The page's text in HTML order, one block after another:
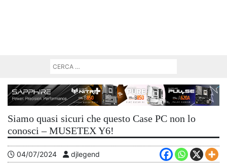
Siamo quasi sicuri che questo Case PC non lo
conosci – MUSETEX Y6!
04/07/2024 djlegend